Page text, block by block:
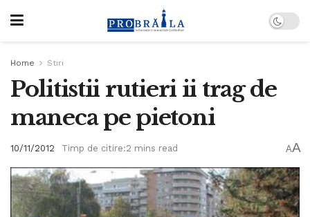
Home Stiri
Politistii rutieri ii trag de
maneca pe pietoni
10/11/2012 Timp de citire:2 mins read AA